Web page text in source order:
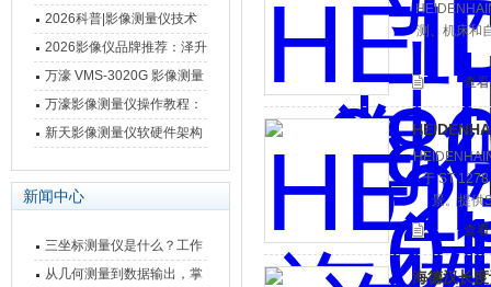
仪万濠数据处理器数显表故
障维修方法
2026科普|影像测量仪技术
原理、分类及选型应用
2026影像仪品牌推荐：泽升
影像测量仪选型指南
万濠 VMS-3020G 影像测量
仪技术规格与应用解析
万濠影像测量仪操作教程：
从开机到出报告，新手也能
新天影像测量仪软硬件架构
新闻中心
三坐标测量仪是什么？工作
原理、分类与核心功能一次
从几何测量到数据输出，掌
测、机床和
查
于 ‌ST
景。提供
查
海德汉长